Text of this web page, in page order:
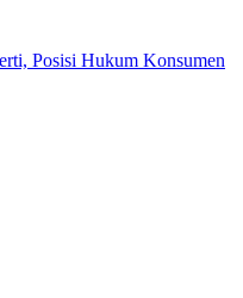
Posisi Hukum Konsumen